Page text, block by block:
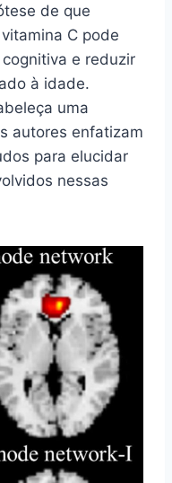
de que
C pode
e reduzir
à idade.
uma
autores enfatizam
para elucidar
nessas